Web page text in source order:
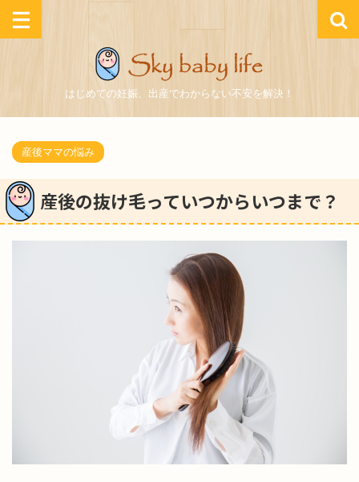
はじめての妊娠、出産でわからない不安を解決！
産後ママの悩み
産後の抜け毛っていつからいつまで？